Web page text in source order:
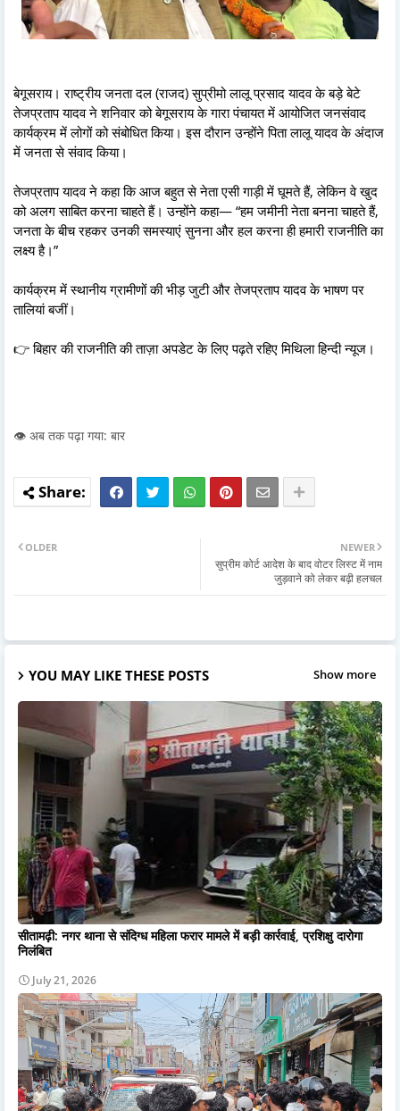
बेगूसराय। राष्ट्रीय जनता दल (राजद) सुप्रीमो लालू प्रसाद यादव के बड़े बेटे
तेजप्रताप यादव ने शनिवार को बेगूसराय के गारा पंचायत में आयोजित जनसंवाद
कार्यक्रम में लोगों को संबोधित किया। इस दौरान उन्होंने पिता लालू यादव के अंदाज
में जनता से संवाद किया।
तेजप्रताप यादव ने कहा कि आज बहुत से नेता एसी गाड़ी में घूमते हैं, लेकिन वे खुद
को अलग साबित करना चाहते हैं। उन्होंने कहा— “हम जमीनी नेता बनना चाहते हैं,
जनता के बीच रहकर उनकी समस्याएं सुनना और हल करना ही हमारी राजनीति का
लक्ष्य है।”
कार्यक्रम में स्थानीय ग्रामीणों की भीड़ जुटी और तेजप्रताप यादव के भाषण पर
तालियां बजीं।
👉 बिहार की राजनीति की ताज़ा अपडेट के लिए पढ़ते रहिए मिथिला हिन्दी न्यूज।
👁️ अब तक पढ़ा गया: बार
NEWER
सुप्रीम कोर्ट आदेश के बाद वोटर लिस्ट में नाम
जुड़वाने को लेकर बढ़ी हलचल
OLDER
YOU MAY LIKE THESE POSTS Show more
सीतामढ़ी: नगर थाना से संदिग्ध महिला फरार मामले में बड़ी कार्रवाई, प्रशिक्षु दारोगा
निलंबित
July 21, 2026